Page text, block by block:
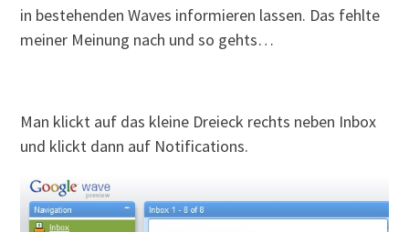
in bestehenden Waves informieren lassen. Das fehlte
meiner Meinung nach und so gehts…
Man klickt auf das kleine Dreieck rechts neben Inbox
und klickt dann auf Notifications.